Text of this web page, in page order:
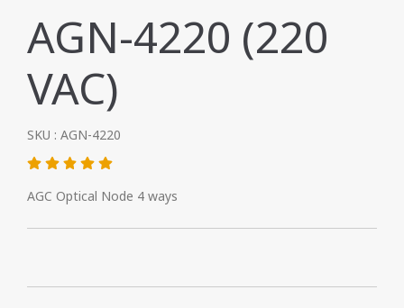
AGN-4220 (220
VAC)
SKU : AGN-4220
AGC Optical Node 4 ways